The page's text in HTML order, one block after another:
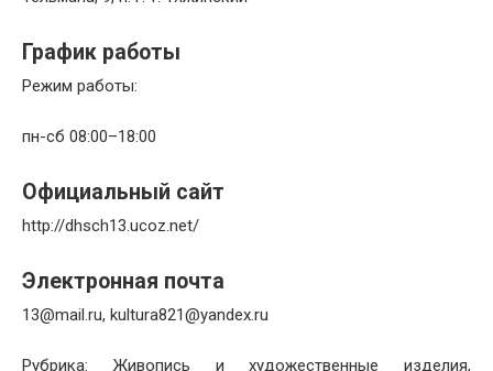
График работы
Режим работы:
пн-сб 08:00–18:00
Официальный сайт
http://dhsch13.ucoz.net/
Электронная почта
13@mail.ru, kultura821@yandex.ru
Рубрика: Живопись и художественные изделия,